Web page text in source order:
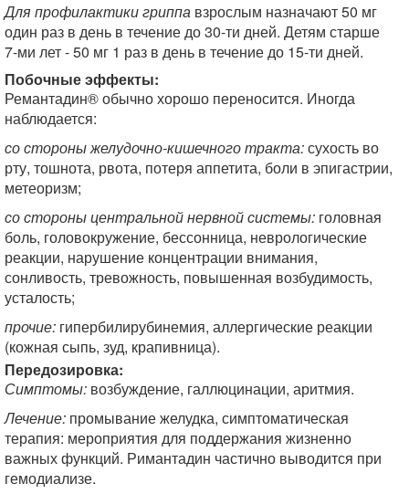
Для профилактики гриппа взрослым назначают 50 мг
один раз в день в течение до 30-ти дней. Детям старше
7-ми лет - 50 мг 1 раз в день в течение до 15-ти дней.
Побочные эффекты:
Ремантадин® обычно хорошо переносится. Иногда
наблюдается:
со стороны желудочно-кишечного тракта:сухость во
рту, тошнота, рвота, потеря аппетита, боли в эпигастрии,
метеоризм;
со стороны центральной нервной системы: головная
боль, головокружение, бессонница, неврологические
реакции, нарушение концентрации внимания,
сонливость, тревожность, повышенная возбудимость,
усталость;
прочие: гипербилирубинемия, аллергические реакции
(кожная сыпь, зуд, крапивница).
Передозировка:
Симптомы: возбуждение, галлюцинации, аритмия.
Лечение: промывание желудка, симптоматическая
терапия: мероприятия для поддержания жизненно
важных функций. Римантадин частично выводится при
гемодиализе.